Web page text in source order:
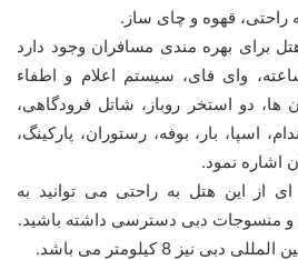
راحتی، قهوه و چای ساز.
برای بهره مندی مسافران وجود دارد
توان به پذیرش 24 ساعته، وای فای، سیستم اعلام و اطفاء
ها، دو استخر روباز، شاتل فرودگاهی،
اسپا، بار، بوفه، رستوران، پارکینگ،
اشاره نمود.
ای از این هتل به راحتی می توانید به
و منسوجات دبی دسترسی داشته باشید.
نیز 8 کیلومتر می باشد.